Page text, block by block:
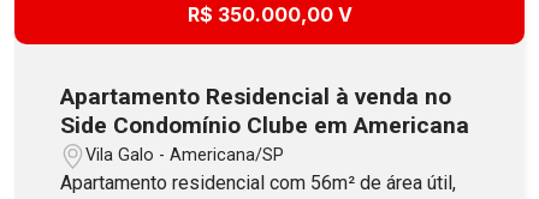
R$ 350.000,00 V
Apartamento Residencial à venda no
Side Condomínio Clube em Americana
Vila Galo - Americana/SP
Apartamento residencial com 56m² de área útil,